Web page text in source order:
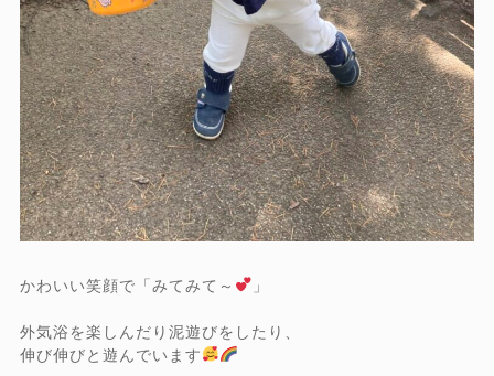
かわいい笑顔で「みてみて～ 」
外気浴を楽しんだり泥遊びをしたり、
伸び伸びと遊んでいます